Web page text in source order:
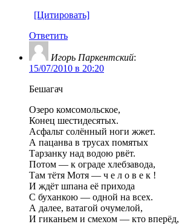
[Цитировать]
Ответить
Игорь Паркентский:
15/07/2010 в 20:20
Бешагач
Озеро комсомольское,
Конец шестидесятых.
Асфальт солённый ноги жжет.
А пацанва в трусах помятых
Тарзанку над водою рвёт.
Потом — к ограде хлебзавода,
Там тётя Мотя — ч е л о в е к !
И ждёт шпана её прихода
С буханкою — одной на всех.
А далее, ватагой очумелой,
И гиканьем и смехом — кто вперёд,